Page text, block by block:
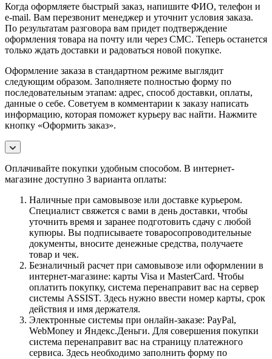
Когда оформляете быстрый заказ, напишите ФИО, телефон и
e-mail. Вам перезвонит менеджер и уточнит условия заказа.
По результатам разговора вам придет подтверждение
оформления товара на почту или через СМС. Теперь останется
только ждать доставки и радоваться новой покупке.
Оформление заказа в стандартном режиме выглядит
следующим образом. Заполняете полностью форму по
последовательным этапам: адрес, способ доставки, оплаты,
данные о себе. Советуем в комментарии к заказу написать
информацию, которая поможет курьеру вас найти. Нажмите
кнопку «Оформить заказ».
Оплачивайте покупки удобным способом. В интернет-
магазине доступно 3 варианта оплаты:
Наличные при самовывозе или доставке курьером.
Специалист свяжется с вами в день доставки, чтобы
уточнить время и заранее подготовить сдачу с любой
купюры. Вы подписываете товаросопроводительные
документы, вносите денежные средства, получаете
товар и чек.
Безналичный расчет при самовывозе или оформлении в
интернет-магазине: карты Visa и MasterCard. Чтобы
оплатить покупку, система перенаправит вас на сервер
системы ASSIST. Здесь нужно ввести номер карты, срок
действия и имя держателя.
Электронные системы при онлайн-заказе: PayPal,
WebMoney и Яндекс.Деньги. Для совершения покупки
система перенаправит вас на страницу платежного
сервиса. Здесь необходимо заполнить форму по